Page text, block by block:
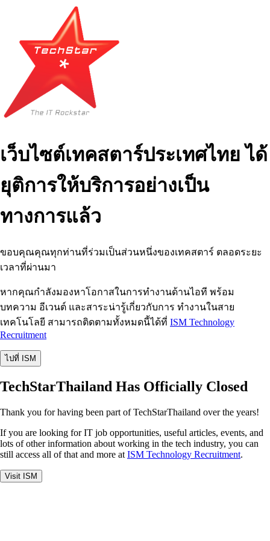
เว็บไซต์เทคสตาร์ประเทศไทย ได้
ยุติการให้บริการอย่างเป็น
ทางการแล้ว
ขอบคุณคุณทุกท่านที่ร่วมเป็นส่วนหนึ่งของเทคสตาร์ ตลอดระยะ
เวลาที่ผ่านมา
หากคุณกำลังมองหาโอกาสในการทำงานด้านไอที พร้อม
บทความ อีเวนต์ และสาระน่ารู้เกี่ยวกับการ ทำงานในสาย
เทคโนโลยี สามารถติดตามทั้งหมดนี้ได้ที่ ISM Technology
Recruitment
ไปที่ ISM
TechStarThailand Has Officially Closed
Thank you for having been part of TechStarThailand over the years!
If you are looking for IT job opportunities, useful articles, events, and
lots of other information about working in the tech industry, you can
still access all of that and more at ISM Technology Recruitment.
Visit ISM